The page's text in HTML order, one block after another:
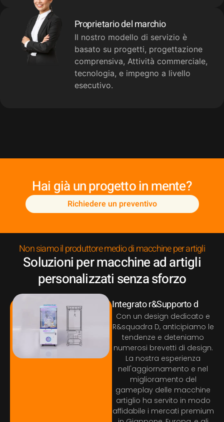
Proprietario del marchio
Il nostro modello di servizio è
basato su progetti, progettazione
comprensiva, Attività commerciale,
tecnologia, e impegno a livello
esecutivo.
Hai già un progetto in mente?
Richiedere un preventivo
Non siamo il produttore medio di macchine per artigli
Soluzioni per macchine ad artigli
personalizzati senza sforzo
Integrato r&Supporto d
Con un design dedicato e
R&squadra D, anticipiamo le
tendenze e deteniamo
numerosi brevetti di design.
La nostra esperienza
nell'aggiornamento e nel
miglioramento del
gameplay delle macchine
artiglio ha servito in modo
affidabile i mercati premium